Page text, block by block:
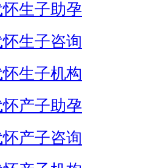
怀生子助孕
怀生子咨询
怀生子机构
怀产子助孕
怀产子咨询